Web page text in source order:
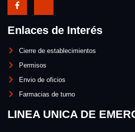
Enlaces de Interés
Cierre de establecimientos
Permisos
Envio de oficios
Farmacias de turno
LINEA UNICA DE